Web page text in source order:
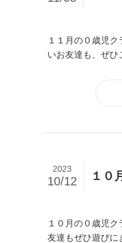
１１月の０歳児
いお友達も、ぜひ
１０
2023
10/12
１０月の０歳児
友達もぜひ遊びに